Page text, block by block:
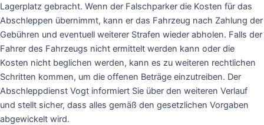
Lagerplatz gebracht. Wenn der Falschparker die Kosten für das
Abschleppen übernimmt, kann er das Fahrzeug nach Zahlung der
Gebühren und eventuell weiterer Strafen wieder abholen. Falls der
Fahrer des Fahrzeugs nicht ermittelt werden kann oder die
Kosten nicht beglichen werden, kann es zu weiteren rechtlichen
Schritten kommen, um die offenen Beträge einzutreiben. Der
Abschleppdienst Vogt informiert Sie über den weiteren Verlauf
und stellt sicher, dass alles gemäß den gesetzlichen Vorgaben
abgewickelt wird.